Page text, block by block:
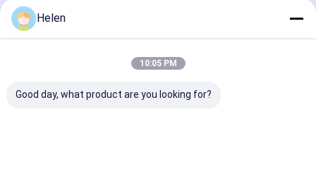
Geadviseerde Producten
Helen
10:05 PM
Good day, what product are you looking for?